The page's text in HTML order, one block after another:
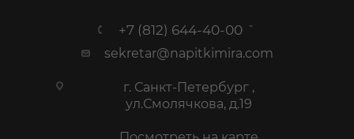
+7 (812) 644-40-00
sekretar@napitkimira.com
г. Санкт-Петербург ,
ул.Смолячкова, д.19